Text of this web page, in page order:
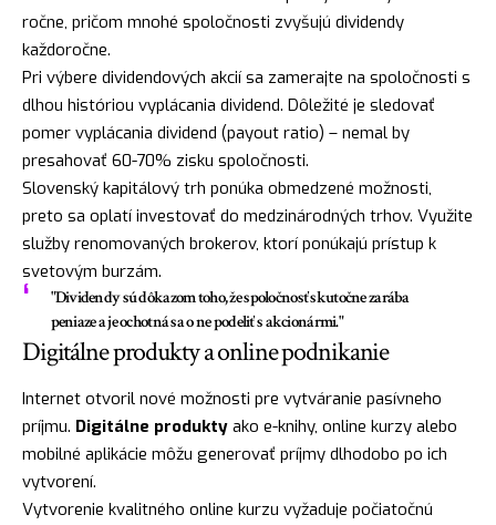
ročne, pričom mnohé spoločnosti zvyšujú dividendy
každoročne.
Pri výbere dividendových akcií sa zamerajte na spoločnosti s
dlhou históriou vyplácania dividend. Dôležité je sledovať
pomer vyplácania dividend (payout ratio) – nemal by
presahovať 60-70% zisku spoločnosti.
Slovenský kapitálový trh ponúka obmedzené možnosti,
preto sa oplatí investovať do medzinárodných trhov. Využite
služby renomovaných brokerov, ktorí ponúkajú prístup k
svetovým burzám.
"Dividendy sú dôkazom toho, že spoločnosť skutočne zarába
peniaze a je ochotná sa o ne podeliť s akcionármi."
Digitálne produkty a online podnikanie
Internet otvoril nové možnosti pre vytváranie pasívneho
príjmu. Digitálne produkty ako e-knihy, online kurzy alebo
mobilné aplikácie môžu generovať príjmy dlhodobo po ich
vytvorení.
Vytvorenie kvalitného online kurzu vyžaduje počiatočnú